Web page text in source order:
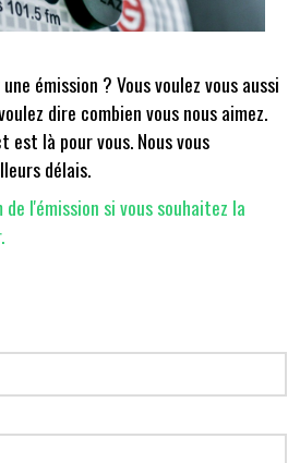
émission ? Vous voulez vous aussi
dire combien vous nous aimez.
là pour vous. Nous vous
délais.
l'émission si vous souhaitez la